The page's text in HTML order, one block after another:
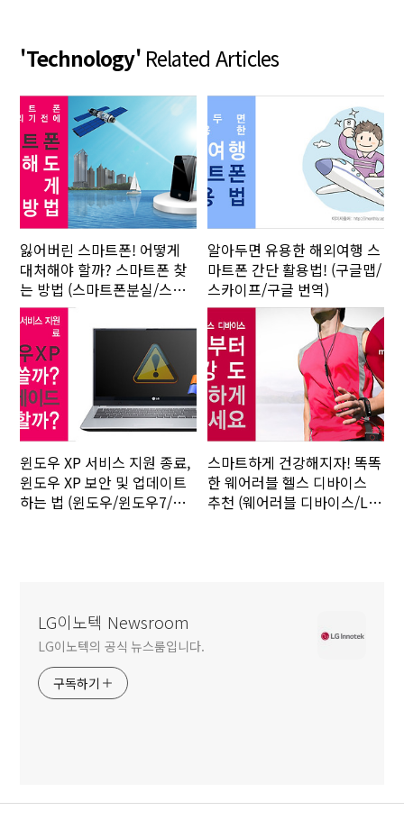
'Technology'Related Articles
잃어버린 스마트폰! 어떻게
대처해야 할까? 스마트폰 찾
는 방법 (스마트폰분실/스마
트폰위치추적/위치추적)
알아두면 유용한 해외여행 스
마트폰 간단 활용법! (구글맵/
스카이프/구글 번역)
윈도우 XP 서비스 지원 종료,
윈도우 XP 보안 및 업데이트
하는 법 (윈도우/윈도우7/윈
스마트하게 건강해지자! 똑똑
한 웨어러블 헬스 디바이스
추천 (웨어러블 디바이스/LG
LG이노텍 Newsroom
LG이노텍의 공식 뉴스룸입니다.
구독하기